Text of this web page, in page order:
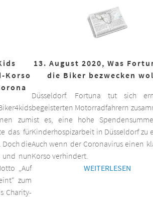
Korso
zum
das für
Doch die
und nun
„Auf
zum
Charity-
13. August 2020, Was
die Biker bezwecken
Düsseldorf. Fortuna tut sich
begeisterten Motorradfahrern
ist es, eine hohe
Kinderhospizarbeit in Düsseldorf zu
Auch wenn der Coronavirus einen
Korso verhindert.
WEITERLESEN